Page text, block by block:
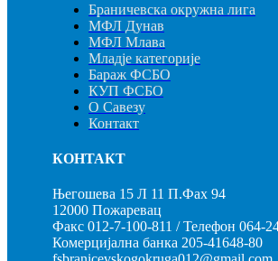
Браничевска окружна лига
МФЛ Дунав
МФЛ Млава
Младје категорије
Бараж ФСБО
КУП ФСБО
О Савезу
Контакт
КОНТАКТ
Његошева 15 Л 11 П.Фах 94
12000 Пожаревац
Факс 012-7-100-811 / Телефон 064-
Комерцијална банка 205-41648-80